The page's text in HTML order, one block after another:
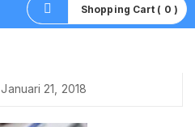
Shopping Cart ( 0 )
Januari 21, 2018